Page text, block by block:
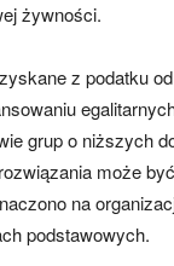
żywności.
z podatku
grup o niższych
może
na
podstawowych.